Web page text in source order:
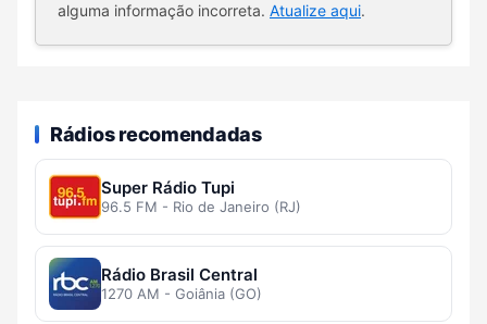
alguma informação incorreta. Atualize aqui.
Rádios recomendadas
Super Rádio Tupi
96.5 FM - Rio de Janeiro (RJ)
Rádio Brasil Central
1270 AM - Goiânia (GO)